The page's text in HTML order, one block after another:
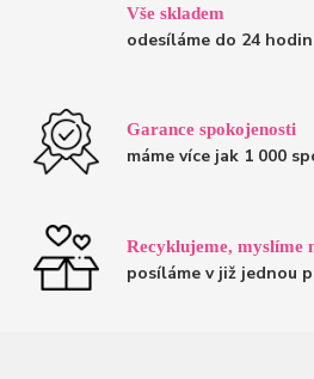
Vše skladem
odesíláme do 24 hodin
Garance spokojenosti
máme více jak 1 000
Recyklujeme, myslíme
posíláme v již jednou